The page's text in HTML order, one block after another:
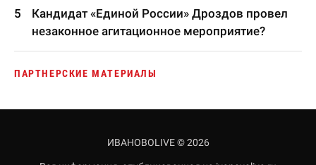
Кандидат «Единой России» Дроздов провел
незаконное агитационное мероприятие?
ПАРТНЕРСКИЕ МАТЕРИАЛЫ
ИВАНОВОLIVE © 2026